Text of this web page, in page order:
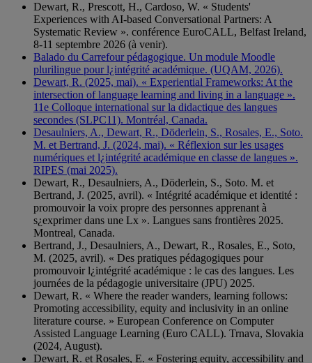
Dewart, R., Prescott, H., Cardoso, W. « Students'
Experiences with AI-based Conversational Partners: A
Systematic Review ». conférence EuroCALL, Belfast Ireland,
8-11 septembre 2026 (à venir).
Balado du Carrefour pédagogique. Un module Moodle
plurilingue pour l¿intégrité académique. (UQAM, 2026).
Dewart, R. (2025, mai). « Experiential Frameworks: At the
intersection of language learning and living in a language ».
11e Colloque international sur la didactique des langues
secondes (SLPC11). Montréal, Canada.
Desaulniers, A., Dewart, R., Döderlein, S., Rosales, E., Soto.
M. et Bertrand, J. (2024, mai). « Réflexion sur les usages
numériques et l¿intégrité académique en classe de langues ».
RIPES (mai 2025).
Dewart, R., Desaulniers, A., Döderlein, S., Soto. M. et
Bertrand, J. (2025, avril). « Intégrité académique et identité :
promouvoir la voix propre des personnes apprenant à
s¿exprimer dans une Lx ». Langues sans frontières 2025.
Montreal, Canada.
Bertrand, J., Desaulniers, A., Dewart, R., Rosales, E., Soto,
M. (2025, avril). « Des pratiques pédagogiques pour
promouvoir l¿intégrité académique : le cas des langues. Les
journées de la pédagogie universitaire (JPU) 2025.
Dewart, R. « Where the reader wanders, learning follows:
Promoting accessibility, equity and inclusivity in an online
literature course. » European Conference on Computer
Assisted Language Learning (Euro CALL). Trnava, Slovakia
(2024, August).
Dewart, R. et Rosales, E. « Fostering equity, accessibility and